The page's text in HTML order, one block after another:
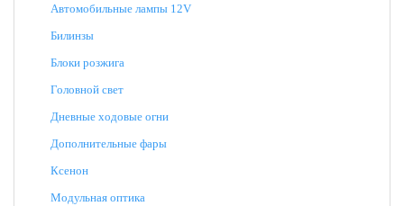
Автомобильные лампы 12V
Билинзы
Блоки розжига
Головной свет
Дневные ходовые огни
Дополнительные фары
Ксенон
Модульная оптика